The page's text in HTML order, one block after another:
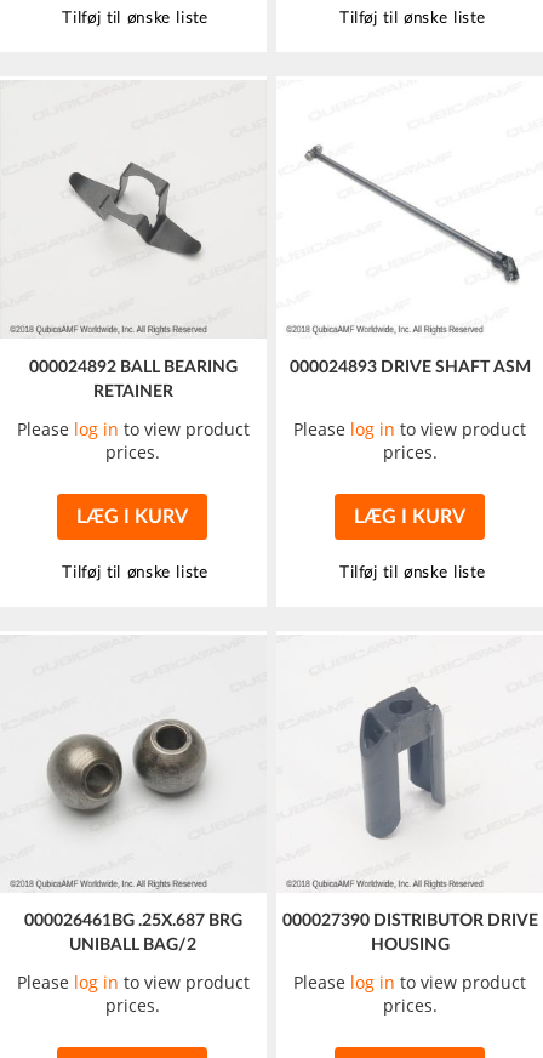
Tilføj til ønske liste Tilføj til ønske liste
000024892 BALL BEARING
RETAINER
Please log in to view product
prices.
LÆG I KURV
Tilføj til ønske liste
000024893 DRIVE SHAFT ASM
Please log in to view product
prices.
LÆG I KURV
Tilføj til ønske liste
000026461BG .25X.687 BRG
UNIBALL BAG/2
Please log in to view product
prices.
000027390 DISTRIBUTOR DRIVE
HOUSING
Please log in to view product
prices.